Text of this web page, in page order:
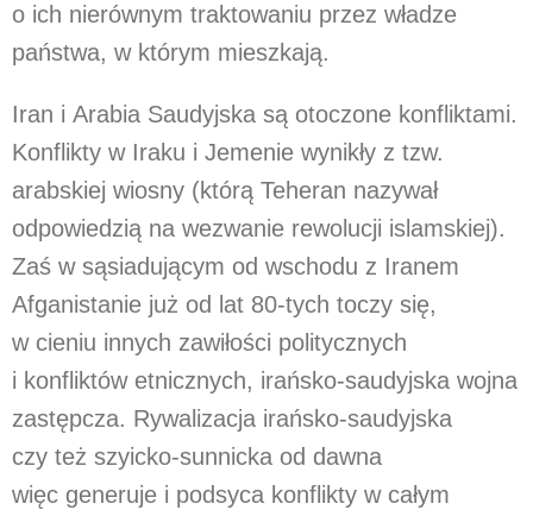
o ich nierównym traktowaniu przez władze
państwa, w którym mieszkają.
Iran i Arabia Saudyjska są otoczone konfliktami.
Konflikty w Iraku i Jemenie wynikły z tzw.
arabskiej wiosny (którą Teheran nazywał
odpowiedzią na wezwanie rewolucji islamskiej).
Zaś w sąsiadującym od wschodu z Iranem
Afganistanie już od lat 80-tych toczy się,
w cieniu innych zawiłości politycznych
i konfliktów etnicznych, irańsko-saudyjska wojna
zastępcza. Rywalizacja irańsko-saudyjska
czy też szyicko-sunnicka od dawna
więc generuje i podsyca konflikty w całym